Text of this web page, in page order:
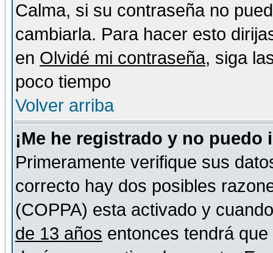
Calma, si su contraseña no
cambiarla. Para hacer esto
en Olvidé mi contraseña, siga
poco tiempo
Volver arriba
¡Me he registrado y no puedo
Primeramente verifique sus
correcto hay dos posibles
(COPPA) esta activado y
de 13 años entonces tendrá